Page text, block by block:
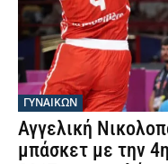
ΓΥΝΑΙΚΩΝ
Αγγελική
μπάσκετ με την